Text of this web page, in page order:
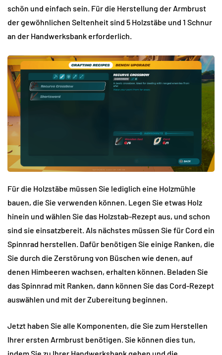
schön und einfach sein. Für die Herstellung der Armbrust
der gewöhnlichen Seltenheit sind 5 Holzstäbe und 1 Schnur
an der Handwerksbank erforderlich.
Für die Holzstäbe müssen Sie lediglich eine Holzmühle
bauen, die Sie verwenden können. Legen Sie etwas Holz
hinein und wählen Sie das Holzstab-Rezept aus, und schon
sind sie einsatzbereit. Als nächstes müssen Sie für Cord ein
Spinnrad herstellen. Dafür benötigen Sie einige Ranken, die
Sie durch die Zerstörung von Büschen wie denen, auf
denen Himbeeren wachsen, erhalten können. Beladen Sie
das Spinnrad mit Ranken, dann können Sie das Cord-Rezept
auswählen und mit der Zubereitung beginnen.
Jetzt haben Sie alle Komponenten, die Sie zum Herstellen
Ihrer ersten Armbrust benötigen. Sie können dies tun,